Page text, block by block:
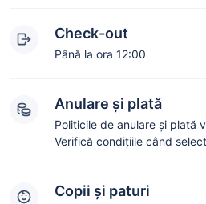
Check-out
Până la ora 12:00
Anulare și plată
Politicile de anulare și plată
Verifică condițiile când
Copii și paturi